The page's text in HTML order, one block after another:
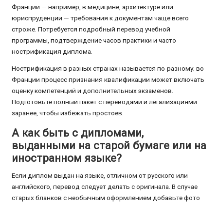
Франции — например, в медицине, архитектуре или
юриспруденции — требования к документам чаще всего
строже. Потребуется подробный перевод учебной
программы, подтверждение часов практики и часто
нострификация диплома.
Нострификация в разных странах называется по-разному; во
Франции процесс признания квалификации может включать
оценку компетенций и дополнительных экзаменов.
Подготовьте полный пакет с переводами и легализациями
заранее, чтобы избежать простоев.
А как быть с дипломами,
выданными на старой бумаге или на
иностранном языке?
Если диплом выдан на языке, отличном от русского или
английского, перевод следует делать с оригинала. В случае
старых бланков с необычным оформлением добавьте фото